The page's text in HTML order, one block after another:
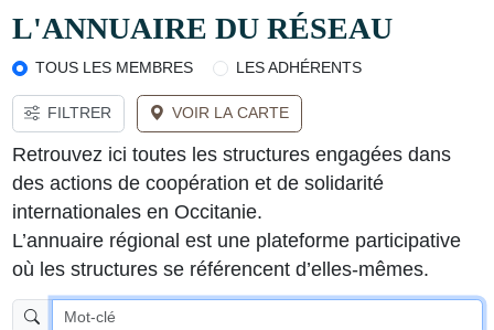
L'ANNUAIRE DU RÉSEAU
TOUS LES MEMBRES LES ADHÉRENTS
FILTRER VOIR LA CARTE
Retrouvez ici toutes les structures engagées dans
des actions de coopération et de solidarité
internationales en Occitanie.
L’annuaire régional est une plateforme participative
où les structures se référencent d’elles-mêmes.